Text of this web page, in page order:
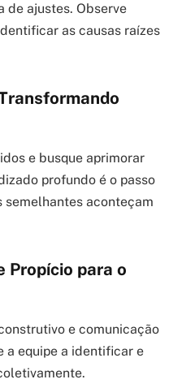
de ajustes. Observe
as causas raízes
e busque aprimorar
profundo é o passo
aconteçam
Propício para o
e comunicação
a equipe a identificar e